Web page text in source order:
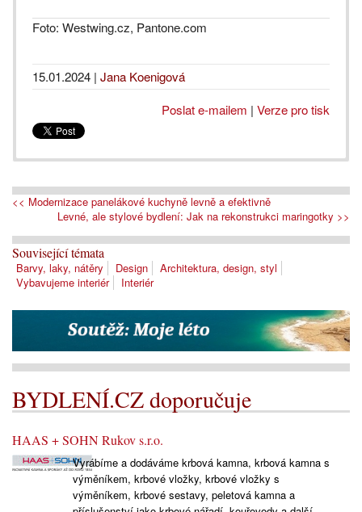
Foto: Westwing.cz, Pantone.com
15.01.2024 | Jana Koenigová
Poslat e-mailem | Verze pro tisk
<< Modernizace panelákové kuchyně levně a efektivně
Levné, ale stylové bydlení: Jak na rekonstrukci maringotky >>
Související témata
Barvy, laky, nátěry Design
Architektura, design, styl
Vybavujeme interiér
Interiér
BYDLENÍ.CZ doporučuje
HAAS + SOHN Rukov s.r.o.
Vyrábíme a dodáváme krbová kamna, krbová kamna s
výměníkem, krbové vložky, krbové vložky s
výměníkem, krbové sestavy, peletová kamna a